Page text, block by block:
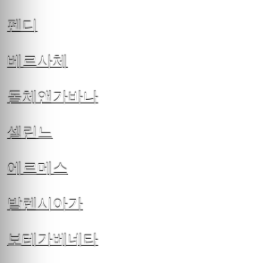
펜디
베르사체
돌체앤가바나
셀린느
에르메스
발렌시아가
보테가베네타